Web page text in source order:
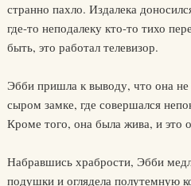
странно пахло. Издалека
где-то неподалеку кто-то тихо
быть, это работал телевизор.
Эбби пришла к выводу, что она
сыром замке, где совершался
Кроме того, она была жива, и это
Набравшись храбрости, Эбби
подушки и оглядела полутемную